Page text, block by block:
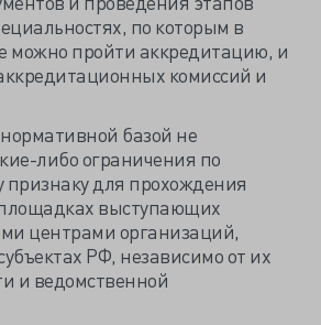
по которым в
можно пройти аккредитацию, и
комиссий и
базой не
либо ограничения по
признаку для прохождения
выступающих
центрами организаций,
РФ, независимо от их
и ведомственной